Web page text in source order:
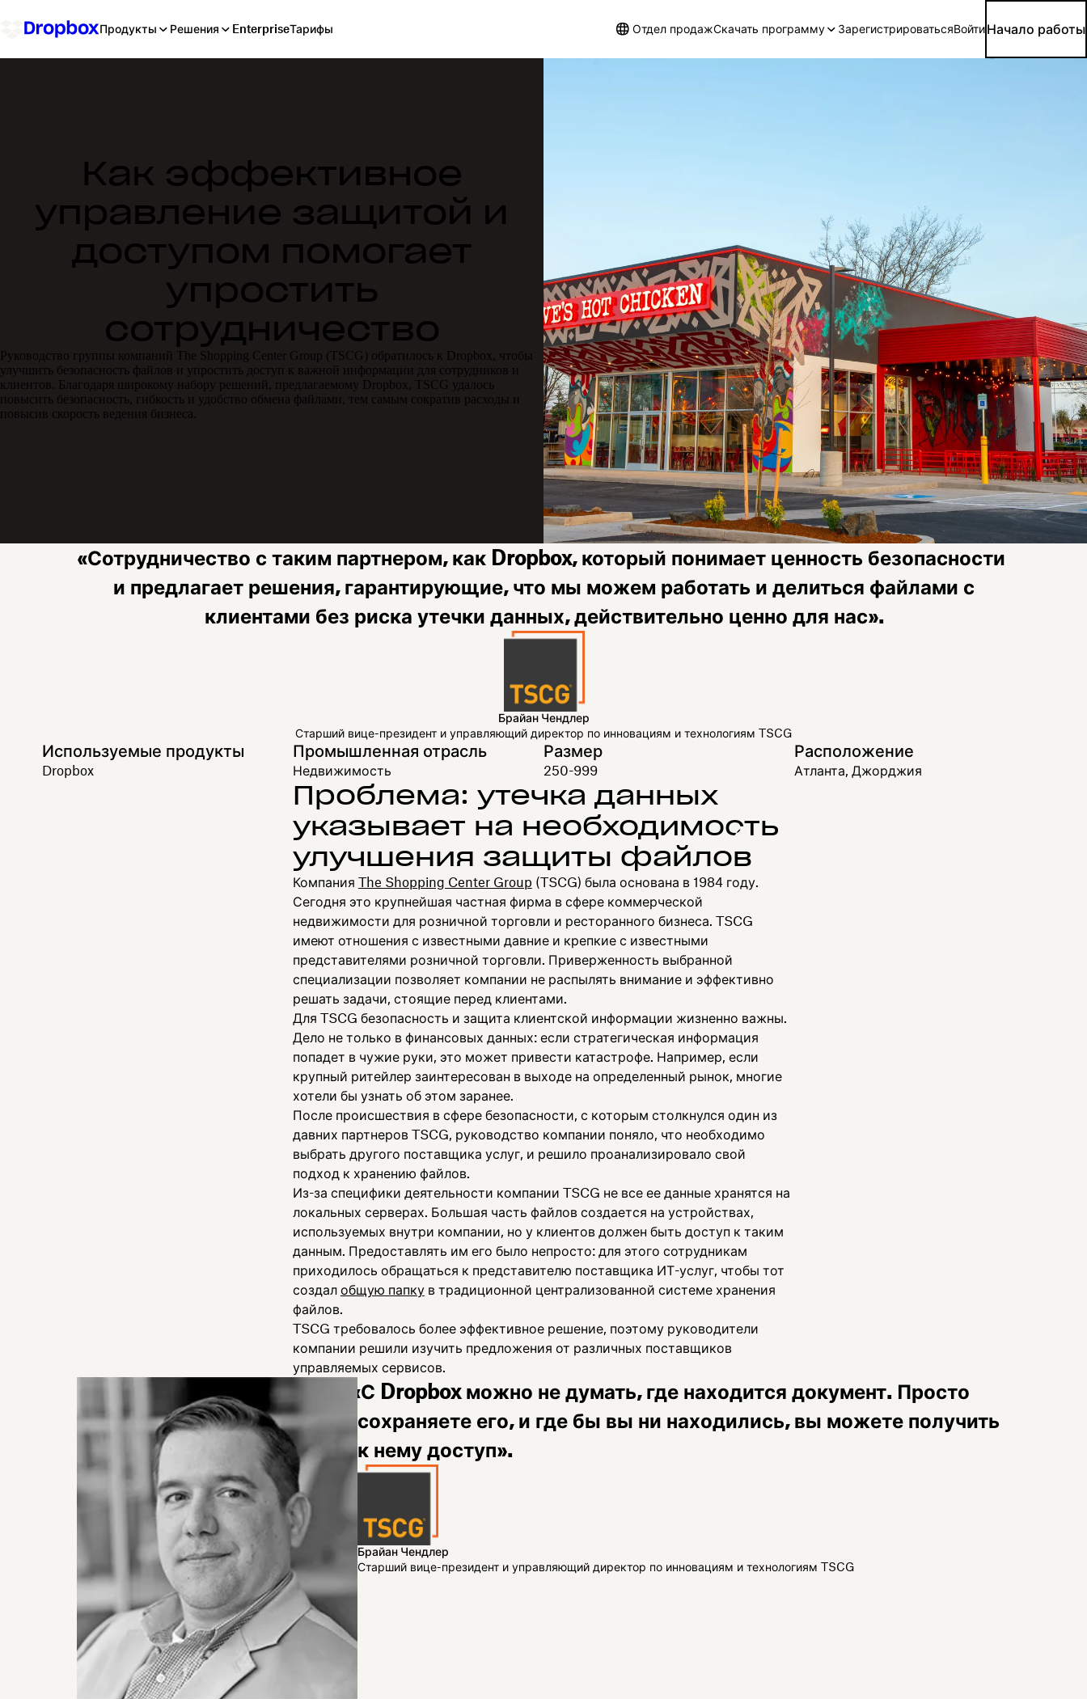
Продукты Решения EnterpriseТарифы Отдел продажСкачать программу ЗарегистрироватьсяВойтиНачало работы
Как эффективное
управление защитой и
доступом помогает
упростить
сотрудничество
Руководство группы компаний The Shopping Center Group (TSCG) обратилось к Dropbox, чтобы
улучшить безопасность файлов и упростить доступ к важной информации для сотрудников и
клиентов. Благодаря широкому набору решений, предлагаемому Dropbox, TSCG удалось
повысить безопасность, гибкость и удобство обмена файлами, тем самым сократив расходы и
повысив скорость ведения бизнеса.
«Сотрудничество с таким партнером, как Dropbox, который понимает ценность безопасности
и предлагает решения, гарантирующие, что мы можем работать и делиться файлами с
клиентами без риска утечки данных, действительно ценно для нас».
Брайан Чендлер
Старший вице-президент и управляющий директор по инновациям и технологиям TSCG
Используемые продукты
Dropbox
Промышленная отрасль
Недвижимость
Размер
250-999
Расположение
Атланта, Джорджия
Проблема: утечка данных
указывает на необходимость
улучшения защиты файлов
Компания The Shopping Center Group (TSCG) была основана в 1984 году.
Сегодня это крупнейшая частная фирма в сфере коммерческой
недвижимости для розничной торговли и ресторанного бизнеса. TSCG
имеют отношения с известными давние и крепкие с известными
представителями розничной торговли. Приверженность выбранной
специализации позволяет компании не распылять внимание и эффективно
решать задачи, стоящие перед клиентами.
Для TSCG безопасность и защита клиентской информации жизненно важны.
Дело не только в финансовых данных: если стратегическая информация
попадет в чужие руки, это может привести катастрофе. Например, если
крупный ритейлер заинтересован в выходе на определенный рынок, многие
хотели бы узнать об этом заранее.
После происшествия в сфере безопасности, с которым столкнулся один из
давних партнеров TSCG, руководство компании поняло, что необходимо
выбрать другого поставщика услуг, и решило проанализировало свой
подход к хранению файлов.
Из-за специфики деятельности компании TSCG не все ее данные хранятся на
локальных серверах. Большая часть файлов создается на устройствах,
используемых внутри компании, но у клиентов должен быть доступ к таким
данным. Предоставлять им его было непросто: для этого сотрудникам
приходилось обращаться к представителю поставщика ИТ-услуг, чтобы тот
создал общую папкув традиционной централизованной системе хранения
файлов.
TSCG требовалось более эффективное решение, поэтому руководители
компании решили изучить предложения от различных поставщиков
управляемых сервисов.
«С Dropbox можно не думать, где находится документ. Просто
сохраняете его, и где бы вы ни находились, вы можете получить
к нему доступ».
Брайан Чендлер
Старший вице-президент и управляющий директор по инновациям и технологиям TSCG